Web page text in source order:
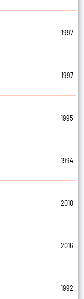
1997
1997
1995
1994
2010
2016
1992